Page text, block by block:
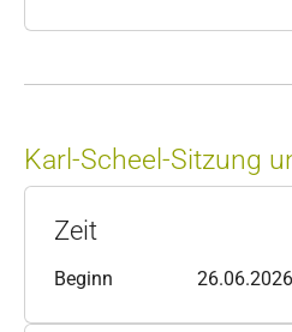
Karl-Scheel-Sitzung
Zeit
Beginn